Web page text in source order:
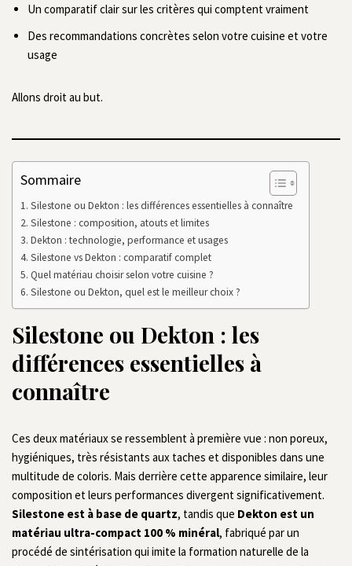
Un comparatif clair sur les critères qui comptent vraiment
Des recommandations concrètes selon votre cuisine et votre
usage
Allons droit au but.
Sommaire
Silestone ou Dekton : les différences essentielles à connaître
Silestone : composition, atouts et limites
Dekton : technologie, performance et usages
Silestone vs Dekton : comparatif complet
Quel matériau choisir selon votre cuisine ?
Silestone ou Dekton, quel est le meilleur choix ?
Silestone ou Dekton : les
différences essentielles à
connaître
Ces deux matériaux se ressemblent à première vue : non poreux,
hygiéniques, très résistants aux taches et disponibles dans une
multitude de coloris. Mais derrière cette apparence similaire, leur
composition et leurs performances divergent significativement.
Silestone est à base de quartz, tandis que Dekton est un
matériau ultra-compact 100 % minéral, fabriqué par un
procédé de sintérisation qui imite la formation naturelle de la